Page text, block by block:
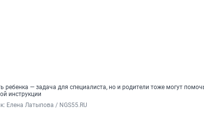
ребенка — задача для специалиста, но и родители тоже могут
инструкции
Елена Латыпова / NGS55.RU